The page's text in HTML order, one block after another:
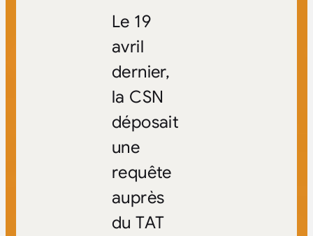
Le 19
avril
dernier,
la CSN
déposait
une
requête
auprès
du TAT